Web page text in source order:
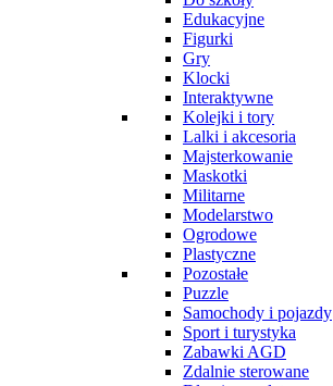
Edukacyjne
Figurki
Gry
Klocki
Interaktywne
Kolejki i tory
Lalki i akcesoria
Majsterkowanie
Maskotki
Militarne
Modelarstwo
Ogrodowe
Plastyczne
Pozostałe
Puzzle
Samochody i pojazdy
Sport i turystyka
Zabawki AGD
Zdalnie sterowane